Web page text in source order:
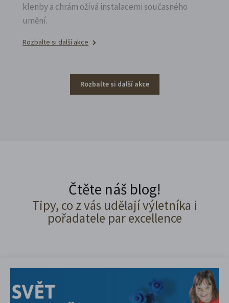
klenby a chrám ožívá instalacemi současného
umění.
Rozbalte si další akce
Rozbalte si další akce
Čtěte náš blog!
Tipy, co z vás udělají výletníka i
pořadatele par excellence